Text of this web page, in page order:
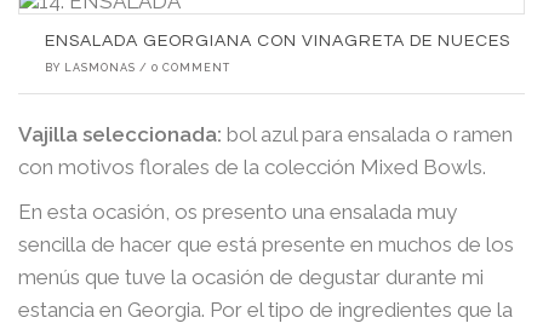
ENSALADA GEORGIANA CON VINAGRETA DE NUECES
BY LASMONAS / 0 COMMENT
Vajilla seleccionada: bol azul para ensalada o ramen
con motivos florales de la colección Mixed Bowls.
En esta ocasión, os presento una ensalada muy
sencilla de hacer que está presente en muchos de los
menús que tuve la ocasión de degustar durante mi
estancia en Georgia. Por el tipo de ingredientes que la